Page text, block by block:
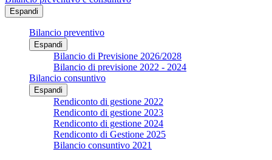
Espandi
Bilancio preventivo
Espandi
Bilancio di Previsione 2026/2028
Bilancio di previsione 2022 - 2024
Bilancio consuntivo
Espandi
Rendiconto di gestione 2022
Rendiconto di gestione 2023
Rendiconto di gestione 2024
Rendiconto di Gestione 2025
Bilancio consuntivo 2021